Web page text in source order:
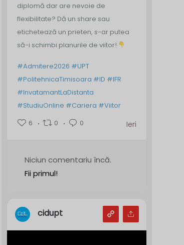
diplomă dar are nevoie de
flexibilitate? Dă un share sau
etichetează un prieten, s-ar putea
să-i schimbi planurile de viitor!
#Admitere2026 #UPT
#PolitehnicaTimisoara #ID #IFR
#InvatamantLaDistanta
#StudiuOnline #Cariera #Viitor
6
0 0 Ieri
Niciun comentariu încă.
Fii primul!
cidupt